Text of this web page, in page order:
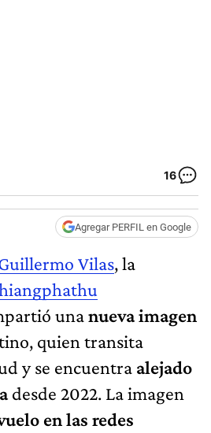
16
Agregar PERFIL en Google
Vilas, la
unanueva imagen
quien transita
y se encuentra alejado
desde 2022. La imagen
en las redes